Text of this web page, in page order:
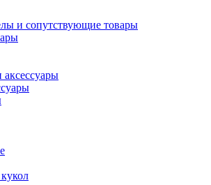
и сопутствующие товары